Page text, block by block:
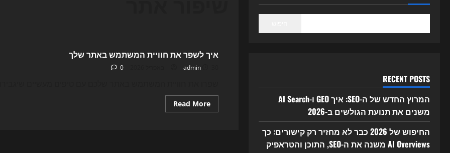
איך לשפר את חוויית המשתמש באתר שלך
admin
0
Read More
more
RECENT POSTS
המרוץ החדש של ה-SEO: איך GEO ו-AI Search
משנים את תנועת הגולשים ב-2026
החיפוש של 2026 כבר לא מחזיר רק קישורים: כך
AI Overviews משנה את ה-SEO, התוכן והטראפיק